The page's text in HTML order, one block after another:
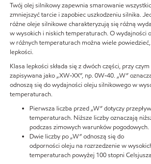
Twój olej silnikowy zapewnia smarowanie
zmniejszyć tarcie i zapobiec uszkodzeniu silnika.
różne oleje silnikowe charakteryzują się różną
w wysokich i niskich temperaturach. O wydajności
w różnych temperaturach można wiele
lepkości.
Klasa lepkości składa się z dwóch części, przy czym
zapisywana jako „XW-XX”, np. 0W-40. „W”
odnoszą się do wydajności oleju silnikowego w
temperaturach.
Pierwsza liczba przed „W” dotyczy
temperaturach. Niższe liczby oznaczają
podczas zimowych warunków pogodowych.
Dwie liczby po „W” odnoszą się do
odporności oleju na rozrzedzenie w
temperaturach powyżej 100 stopni